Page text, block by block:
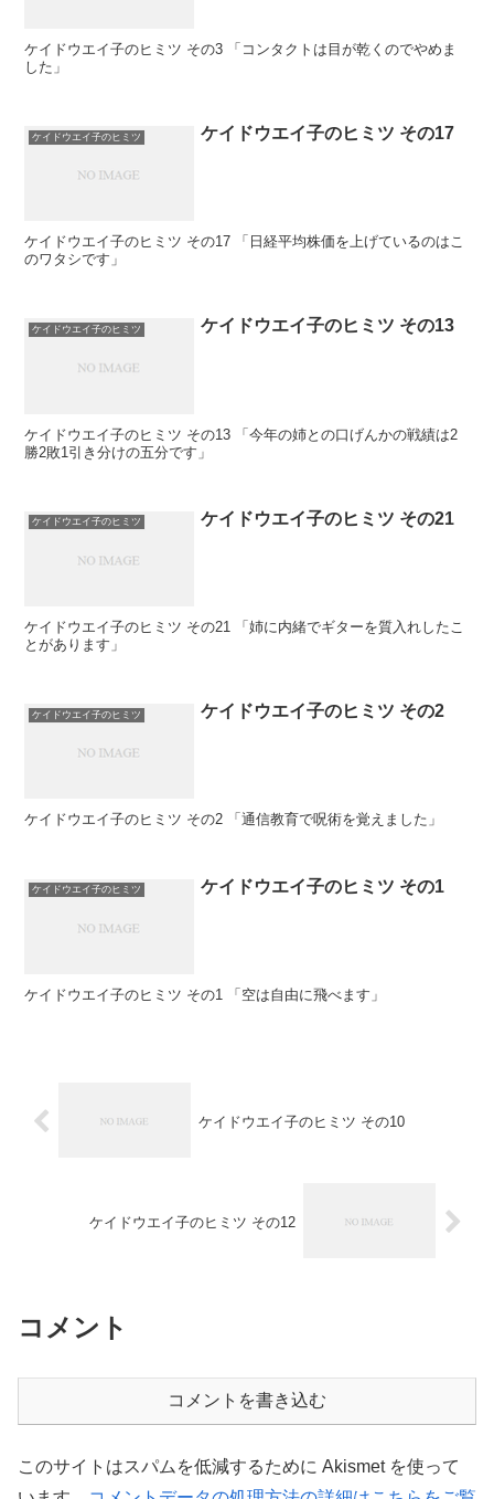
ケイドウエイ子のヒミツ その3 「コンタクトは目が乾くのでやめま
した」
ケイドウエイ子のヒミツ ケイドウエイ子のヒミツ その17
ケイドウエイ子のヒミツ その17 「日経平均株価を上げているのはこ
のワタシです」
ケイドウエイ子のヒミツ ケイドウエイ子のヒミツ その13
ケイドウエイ子のヒミツ その13 「今年の姉との口げんかの戦績は2
勝2敗1引き分けの五分です」
ケイドウエイ子のヒミツ ケイドウエイ子のヒミツ その21
ケイドウエイ子のヒミツ その21 「姉に内緒でギターを質入れしたこ
とがあります」
ケイドウエイ子のヒミツ ケイドウエイ子のヒミツ その2
ケイドウエイ子のヒミツ その2 「通信教育で呪術を覚えました」
ケイドウエイ子のヒミツ ケイドウエイ子のヒミツ その1
ケイドウエイ子のヒミツ その1 「空は自由に飛べます」
ケイドウエイ子のヒミツ その10
ケイドウエイ子のヒミツ その12
コメント
コメントを書き込む
このサイトはスパムを低減するために Akismet を使って